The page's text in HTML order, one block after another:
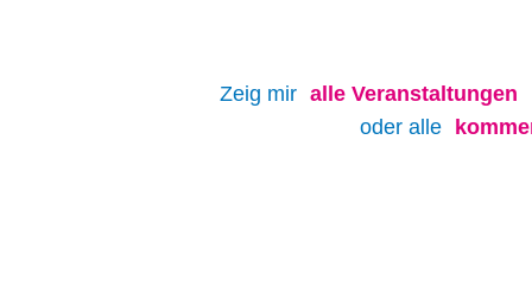
Zeig mir alle Veranstaltungen
oder alle